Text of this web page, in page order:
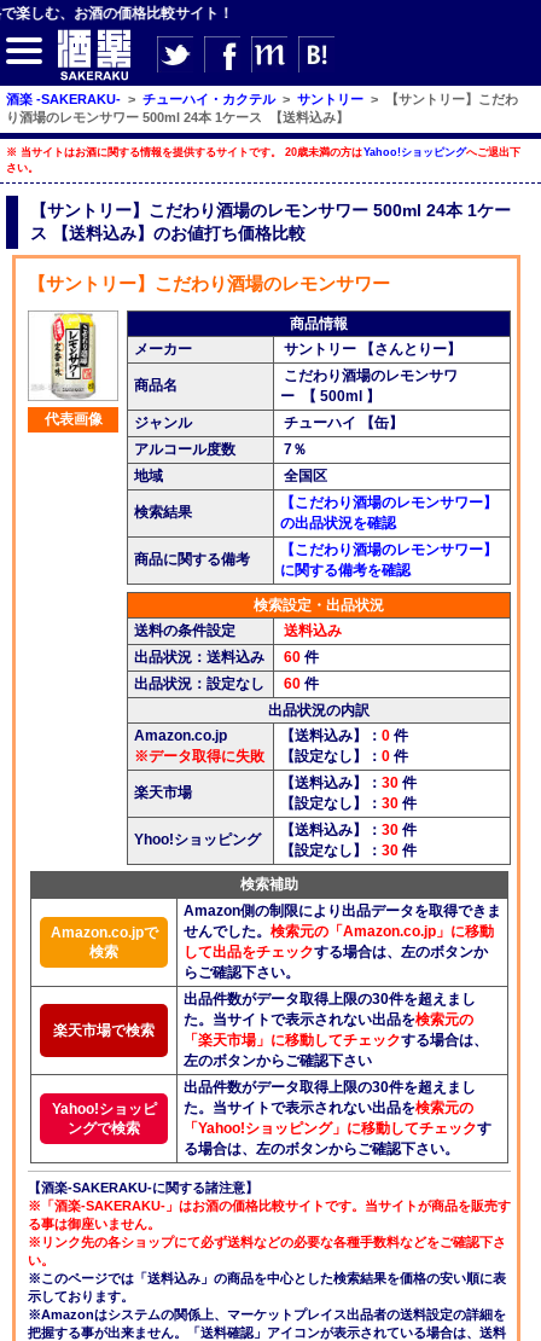
の価格比較サイト！
【サイト内検索】
検索
【ジャンルメニュー】
ビール
発泡酒・新ジャンル
チューハイ・カクテル
ハイボール・水割り
酒楽 -SAKERAKU- > チューハイ・カクテル > サントリー >
【サントリー】こだわ
り酒場のレモンサワー 500ml 24本 1ケース 【送料込み】
※ 当サイトはお酒に関する情報を提供するサイトです。 20歳未満の方はYahoo!ショッピングへご退出下
さい。
【サントリー】こだわり酒場のレモンサワー 500ml 24本 1ケー
ス 【送料込み】のお値打ち価格比較
【サントリー】こだわり酒場のレモンサワー
代表画像
商品情報
メーカー
サントリー 【さんとりー】
商品名
こだわり酒場のレモンサワ
ー 【 500ml 】
ジャンル
チューハイ 【缶】
アルコール度数
7％
地域
全国区
検索結果
【こだわり酒場のレモンサワー】
の出品状況を確認
商品に関する備考
【こだわり酒場のレモンサワー】
に関する備考を確認
検索設定・出品状況
送料の条件設定
送料込み
出品状況：送料込み
60 件
出品状況：設定なし
60 件
出品状況の内訳
Amazon.co.jp
※データ取得に失敗
【送料込み】： 0 件
【設定なし】： 0 件
楽天市場
【送料込み】： 30 件
【設定なし】： 30 件
Yhoo!ショッピング
【送料込み】： 30 件
【設定なし】： 30 件
検索補助
Amazon.co.jpで
検索
Amazon側の制限により出品データを取得できま
せんでした。 検索元の「Amazon.co.jp」に移動
して出品をチェックする場合は、左のボタンか
らご確認下さい。
楽天市場で検索
出品件数がデータ取得上限の30件を超えまし
た。当サイトで表示されない出品を検索元の
「楽天市場」に移動してチェックする場合は、
左のボタンからご確認下さい
Yahoo!ショッピ
ングで検索
出品件数がデータ取得上限の30件を超えまし
た。当サイトで表示されない出品を検索元の
「Yahoo!ショッピング」に移動してチェックす
る場合は、左のボタンからご確認下さい。
【酒楽-SAKERAKU-に関する諸注意】
※「酒楽-SAKERAKU-」はお酒の価格比較サイトです。当サイトが商品を販売す
る事は御座いません。
※リンク先の各ショップにて必ず送料などの必要な各種手数料などをご確認下さ
い。
※このページでは「送料込み」の商品を中心とした検索結果を価格の安い順に表
示しております。
※Amazonはシステムの関係上、マーケットプレイス出品者の送料設定の詳細を
把握する事が出来ません。「送料確認」アイコンが表示されている場合は、送料